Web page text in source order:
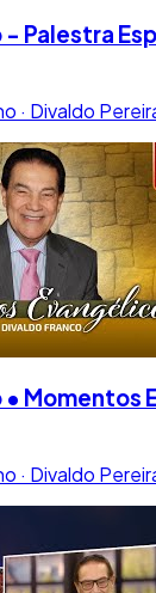
- Palestra
· Divaldo
Momentos
· Divaldo